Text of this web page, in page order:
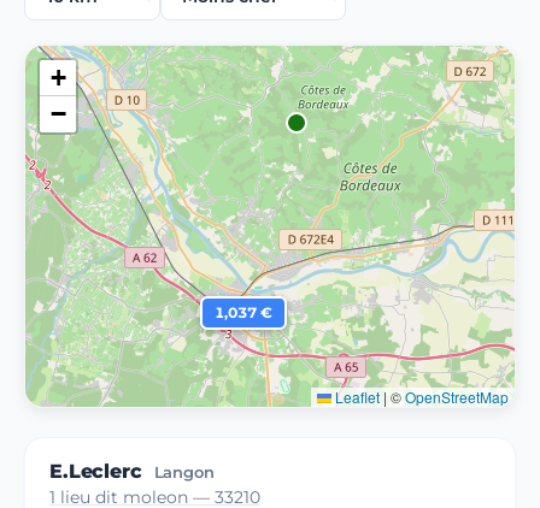
1,037 €
+
−
Leaflet | ©OpenStreetMap
E.Leclerc Langon
1 lieu dit moleon — 33210